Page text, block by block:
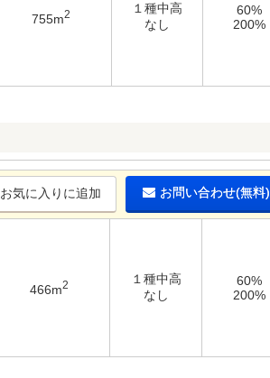
755m2
１種中高
なし
60%
200%
お気に入りに追加 お問い合わせ(無料)
466m2
１種中高
なし
60%
200%